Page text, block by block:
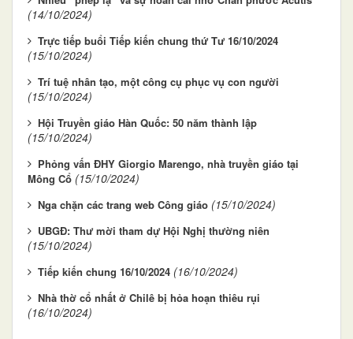
(14/10/2024)
Trực tiếp buổi Tiếp kiến chung thứ Tư 16/10/2024
(15/10/2024)
Trí tuệ nhân tạo, một công cụ phục vụ con người
(15/10/2024)
Hội Truyền giáo Hàn Quốc: 50 năm thành lập
(15/10/2024)
Phỏng vấn ĐHY Giorgio Marengo, nhà truyền giáo tại
Mông Cổ (15/10/2024)
Nga chặn các trang web Công giáo (15/10/2024)
UBGĐ: Thư mời tham dự Hội Nghị thường niên
(15/10/2024)
Tiếp kiến chung 16/10/2024 (16/10/2024)
Nhà thờ cổ nhất ở Chilê bị hỏa hoạn thiêu rụi
(16/10/2024)